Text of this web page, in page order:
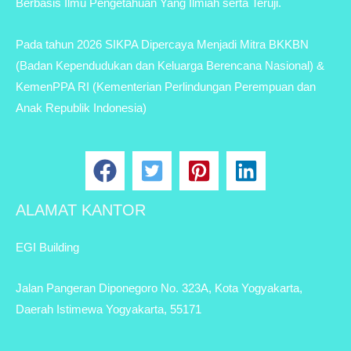
Berbasis Ilmu Pengetahuan Yang Ilmiah serta Teruji.
Pada tahun 2026 SIKPA Dipercaya Menjadi Mitra BKKBN
(Badan Kependudukan dan Keluarga Berencana Nasional) &
KemenPPA RI (Kementerian Perlindungan Perempuan dan
Anak Republik Indonesia)
ALAMAT KANTOR
EGI Building
Jalan Pangeran Diponegoro No. 323A, Kota Yogyakarta,
Daerah Istimewa Yogyakarta, 55171